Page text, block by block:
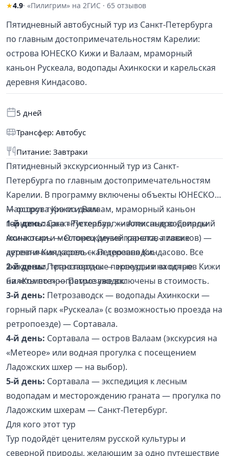
★4.9· «Пилигрим» на 2ГИС · 65 отзывов
Пятидневный автобусный тур из Санкт-Петербурга
по главным достопримечательностям Карелии:
острова ЮНЕСКО Кижи и Валаам, мраморный
каньон Рускеала, водопады Ахинкоски и карельская
деревня Киндасово.
5 дней
Трансфер: Автобус
Питание: Завтраки
Пятидневный экскурсионный тур из Санкт-
Петербурга по главным достопримечательностям
Карелии. В программу включены объекты ЮНЕСКО
— острова Кижи и Валаам, мраморный каньон
горного парка «Рускеала», живописные водопады
Ахинкоски и месторождение граната, а также
аутентичная карельская деревня Киндасово. Все
экскурсии, транспортные переезды и входные
билеты по программе уже включены в стоимость.
Маршрут тура по дням
1-й день:Санкт-Петербург — Александро-Свирский
монастырь — Олонец (музей карелов-ливвиков) —
деревня Киндасово — Петрозаводск.
2-й день:Петрозаводск — экскурсия на остров Кижи
на «Комете» — Петрозаводск.
3-й день: Петрозаводск — водопады Ахинкоски —
горный парк «Рускеала» (с возможностью проезда на
ретропоезде) — Сортавала.
4-й день: Сортавала — остров Валаам (экскурсия на
«Метеоре» или водная прогулка с посещением
Ладожских шхер — на выбор).
5-й день: Сортавала — экспедиция к лесным
водопадам и месторождению граната — прогулка по
Ладожским шхерам — Санкт-Петербург.
Для кого этот тур
Тур подойдёт ценителям русской культуры и
северной природы, желающим за одно путешествие